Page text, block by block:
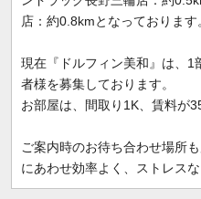
店：約0.8kmとなっております
現在『ドルフィン美和』は、1
者様を募集しております。
お部屋は、間取り1K、賃料が
ご案内時のお待ち合わせ場所
にあわせ効率よく、ストレス